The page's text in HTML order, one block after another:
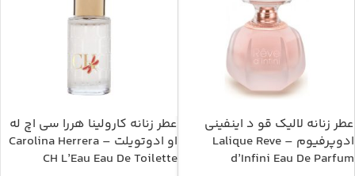
عطر زنانه لالیک قو د اینفینی
ادوپرفیوم – Lalique Reve
d’Infini Eau De Parfum
عطر زنانه کارولینا هررا سی اچ له
او ادوتویلت – Carolina Herrera
CH L’Eau Eau De Toilette